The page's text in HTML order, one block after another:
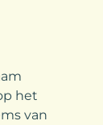
het
van